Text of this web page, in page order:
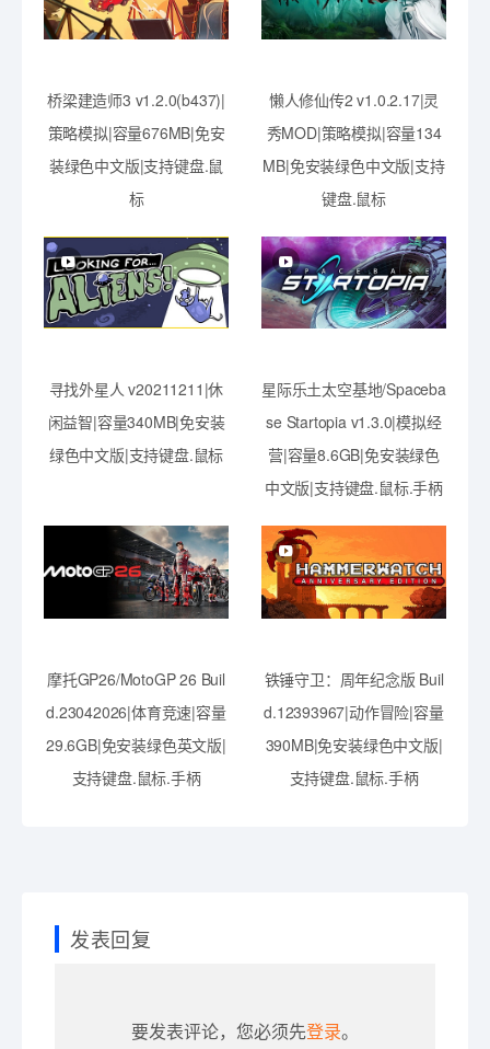
桥梁建造师3 v1.2.0(b437)|
策略模拟|容量676MB|免安
装绿色中文版|支持键盘.鼠
标
懒人修仙传2 v1.0.2.17|灵
秀MOD|策略模拟|容量134
MB|免安装绿色中文版|支持
键盘.鼠标
寻找外星人 v20211211|休
闲益智|容量340MB|免安装
绿色中文版|支持键盘.鼠标
星际乐土太空基地/Spaceba
se Startopia v1.3.0|模拟经
营|容量8.6GB|免安装绿色
中文版|支持键盘.鼠标.手柄
摩托GP26/MotoGP 26 Buil
d.23042026|体育竞速|容量
29.6GB|免安装绿色英文版|
支持键盘.鼠标.手柄
铁锤守卫：周年纪念版 Buil
d.12393967|动作冒险|容量
390MB|免安装绿色中文版|
支持键盘.鼠标.手柄
发表回复
要发表评论，您必须先登录。